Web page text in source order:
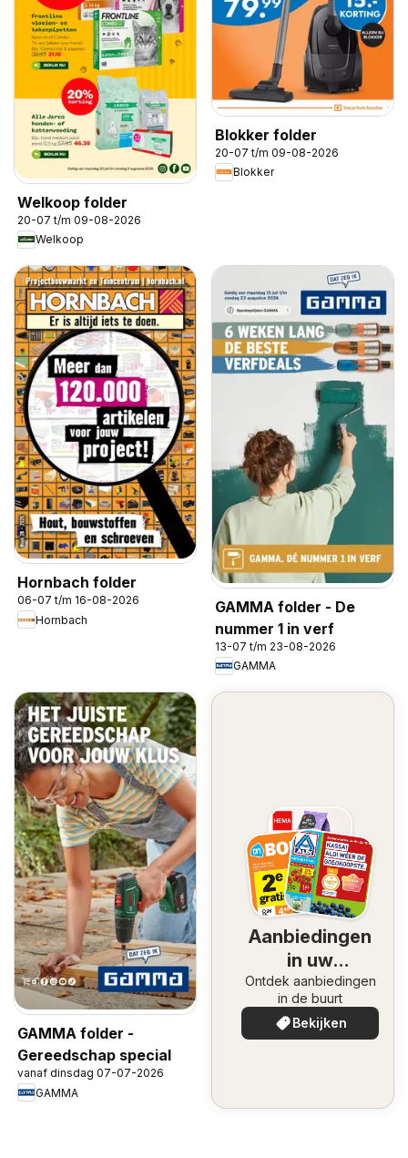
Welkoop folder
20-07 t/m 09-08-2026
Welkoop
Blokker folder
20-07 t/m 09-08-2026
Blokker
Hornbach folder
06-07 t/m 16-08-2026
Hornbach
GAMMA folder - De
nummer 1 in verf
13-07 t/m 23-08-2026
GAMMA
GAMMA folder -
Gereedschap special
vanaf dinsdag 07-07-2026
GAMMA
Aanbiedingen
in uw
omgeving
Ontdek aanbiedingen
in de buurt
Bekijken